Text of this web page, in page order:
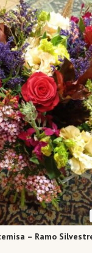
– Ramo